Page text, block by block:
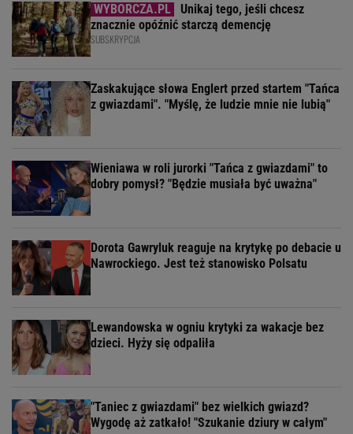
Unikaj tego, jeśli chcesz
znacznie opóźnić starczą demencję
SUBSKRYPCJA
Zaskakujące słowa Englert przed startem "Tańca
z gwiazdami". "Myślę, że ludzie mnie nie lubią"
Wieniawa w roli jurorki "Tańca z gwiazdami" to
dobry pomysł? "Będzie musiała być uważna"
Dorota Gawryluk reaguje na krytykę po debacie u
Nawrockiego. Jest też stanowisko Polsatu
Lewandowska w ogniu krytyki za wakacje bez
dzieci. Hyży się odpaliła
"Taniec z gwiazdami" bez wielkich gwiazd?
Wygodę aż zatkało! "Szukanie dziury w całym"